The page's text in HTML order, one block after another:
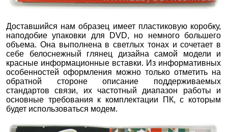
Доставшийся нам образец имеет пластиковую коробку,
наподобие упаковки для DVD, но немного большего
объема. Она выполнена в светлых тонах и сочетает в
себе белоснежный глянец дизайна самой модели и
красные информационные вставки. Из информативных
особенностей оформления можно только отметить на
обратной стороне описание поддерживаемых
стандартов связи, их частотный диапазон работы и
основные требования к комплектации ПК, с которым
будет использоваться модем.